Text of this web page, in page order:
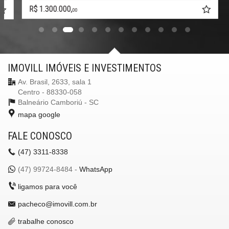
R$ 1.300.000,00
IMOVILL IMÓVEIS E INVESTIMENTOS
Av. Brasil, 2633, sala 1
Centro - 88330-058
Balneário Camboriú - SC
mapa google
FALE CONOSCO
(47) 3311-8338
(47) 99724-8484 - WhatsApp
ligamos para você
pacheco@imovill.com.br
trabalhe conosco